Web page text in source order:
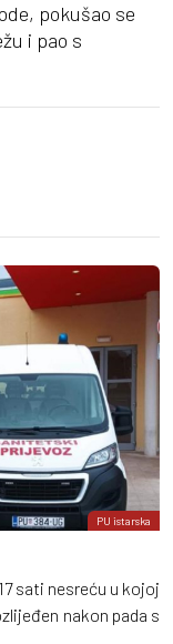
pokušao se
i pao s
PU istarska
sati nesreću u kojoj
nakon pada s